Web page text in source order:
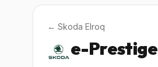
← Skoda Elroq
e-Prestige